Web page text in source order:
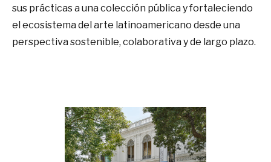
sus prácticas a una colección pública y fortaleciendo
el ecosistema del arte latinoamericano desde una
perspectiva sostenible, colaborativa y de largo plazo.